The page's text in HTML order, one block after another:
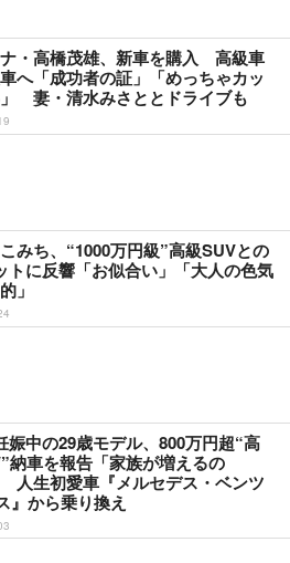
・高橋茂雄、新車を購入 高級車
へ「成功者の証」「めっちゃカッ
妻・清水みさととドライブも
みち、“1000万円級”高級SUVとの
トに反響「お似合い」「大人の色気
」
娠中の29歳モデル、800万円超“高
納車を報告「家族が増えるの
生初愛車『メルセデス・ベンツ
』から乗り換え